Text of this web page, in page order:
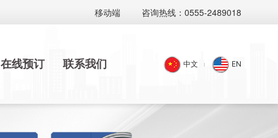
移动端 咨询热线：0555-2489018
中文 EN
在线预订 联系我们